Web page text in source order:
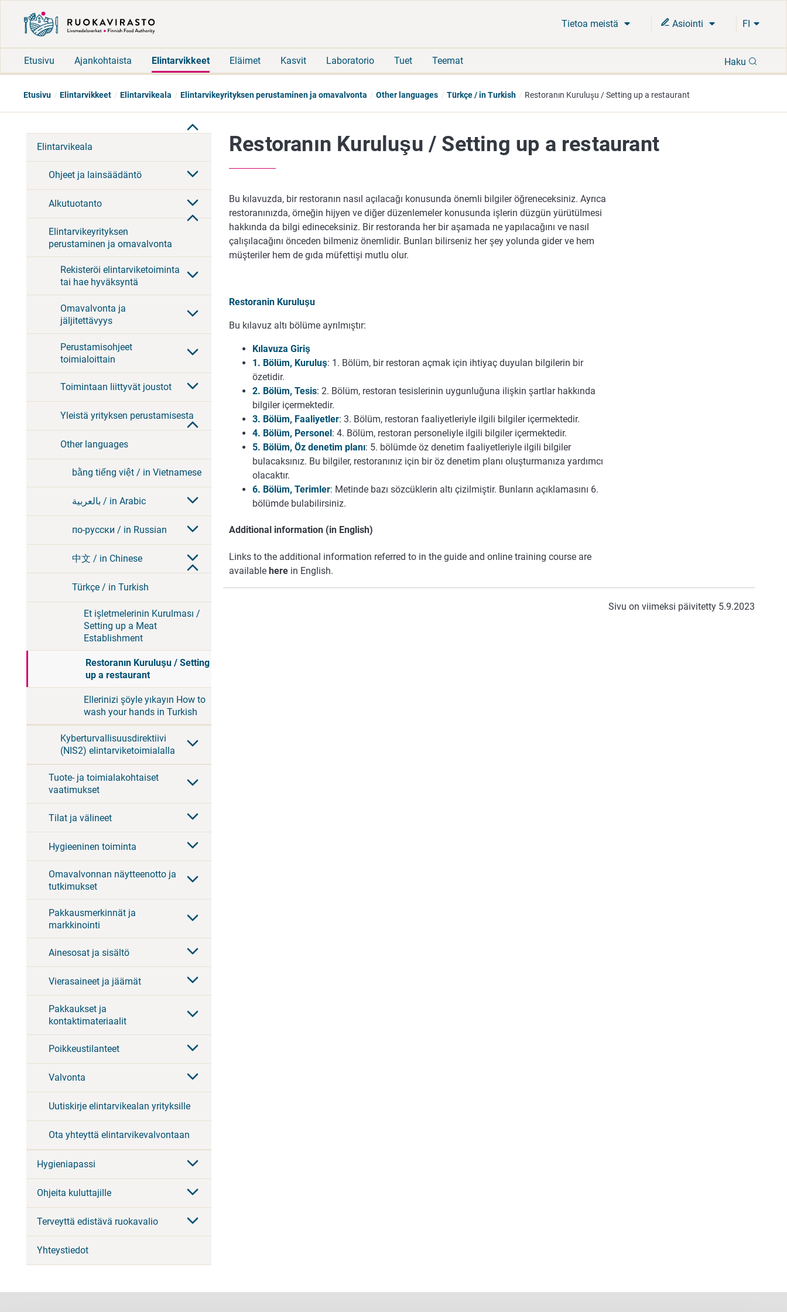
Tietoa meistä Asiointi FI
Etusivu Ajankohtaista Elintarvikkeet Eläimet Kasvit Laboratorio Tuet Teemat Haku
Etusivu Elintarvikkeet Elintarvikeala Elintarvikeyrityksen perustaminen ja omavalvonta Other languages Türkçe / in Turkish Restoranın Kuruluşu / Setting up a restaurant
Elintarvikeala
Ohjeet ja lainsäädäntö
Alkutuotanto
Elintarvikeyrityksen
perustaminen ja omavalvonta
Rekisteröi elintarviketoiminta
tai hae hyväksyntä
Omavalvonta ja
jäljitettävyys
Perustamisohjeet
toimialoittain
Toimintaan liittyvät joustot
Yleistä yrityksen perustamisesta
Other languages
bằng tiếng việt / in Vietnamese
بالعربية / in Arabic
по-русски / in Russian
中文 / in Chinese
Türkçe / in Turkish
Et işletmelerinin Kurulması /
Setting up a Meat
Establishment
Restoranın Kuruluşu / Setting
up a restaurant
Ellerinizi şöyle yıkayın How to
wash your hands in Turkish
Kyberturvallisuusdirektiivi
(NIS2) elintarviketoimialalla
Tuote- ja toimialakohtaiset
vaatimukset
Tilat ja välineet
Hygieeninen toiminta
Omavalvonnan näytteenotto ja
tutkimukset
Pakkausmerkinnät ja
markkinointi
Ainesosat ja sisältö
Vierasaineet ja jäämät
Pakkaukset ja
kontaktimateriaalit
Poikkeustilanteet
Valvonta
Uutiskirje elintarvikealan yrityksille
Ota yhteyttä elintarvikevalvontaan
Hygieniapassi
Ohjeita kuluttajille
Terveyttä edistävä ruokavalio
Yhteystiedot
Restoranın Kuruluşu / Setting up a restaurant
Bu kılavuzda, bir restoranın nasıl açılacağı konusunda önemli bilgiler öğreneceksiniz. Ayrıca
restoranınızda, örneğin hijyen ve diğer düzenlemeler konusunda işlerin düzgün yürütülmesi
hakkında da bilgi edineceksiniz. Bir restoranda her bir aşamada ne yapılacağını ve nasıl
çalışılacağını önceden bilmeniz önemlidir. Bunları bilirseniz her şey yolunda gider ve hem
müşteriler hem de gıda müfettişi mutlu olur.
Restoranin Kuruluşu
Bu kılavuz altı bölüme ayrılmıştır:
Kılavuza Giriş
1. Bölüm, Kuruluş: 1. Bölüm, bir restoran açmak için ihtiyaç duyulan bilgilerin bir
özetidir.
2. Bölüm, Tesis: 2. Bölüm, restoran tesislerinin uygunluğuna ilişkin şartlar hakkında
bilgiler içermektedir.
3. Bölüm, Faaliyetler: 3. Bölüm, restoran faaliyetleriyle ilgili bilgiler içermektedir.
4. Bölüm, Personel: 4. Bölüm, restoran personeliyle ilgili bilgiler içermektedir.
5. Bölüm, Öz denetim planı: 5. bölümde öz denetim faaliyetleriyle ilgili bilgiler
bulacaksınız. Bu bilgiler, restoranınız için bir öz denetim planı oluşturmanıza yardımcı
olacaktır.
6. Bölüm, Terimler: Metinde bazı sözcüklerin altı çizilmiştir. Bunların açıklamasını 6.
bölümde bulabilirsiniz.
Additional information (in English)
Links to the additional information referred to in the guide and online training course are
available here in English.
Sivu on viimeksi päivitetty 5.9.2023